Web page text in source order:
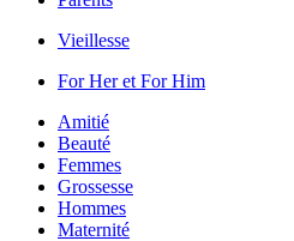
Vieillesse
For Her et For Him
Amitié
Beauté
Femmes
Grossesse
Hommes
Maternité